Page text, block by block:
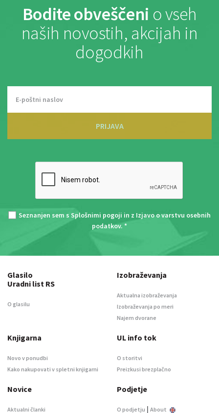
Bodite obveščeni o vseh
naših novostih, akcijah in
dogodkih
PRIJAVA
Seznanjen sem s Splošnimi pogoji in z Izjavo o varstvu osebnih
podatkov. *
Glasilo
Uradni list RS
O glasilu
Izobraževanja
Aktualna izobraževanja
Izobraževanja po meri
Najem dvorane
Knjigarna
Novo v ponudbi
Kako nakupovati v spletni knjigarni
UL info tok
O storitvi
Preizkusi brezplačno
Novice
Aktualni članki
Podjetje
O podjetju | About